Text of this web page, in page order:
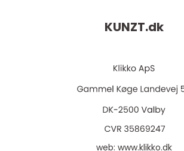
KUNZT.dk
web: www.klikko.dk